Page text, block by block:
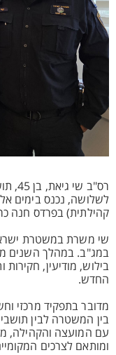
רס"ב
לשלושה, נכנס בימים
קהילתית) בפרדס חנה
במג"ב. במהלך השנים
בילוש, מודיעין, חקירות
החדש.
מדובר בתפקיד מרכזי
בין המשטרה לבין
עם המועצה והקהילה,
ומותאם לצרכים